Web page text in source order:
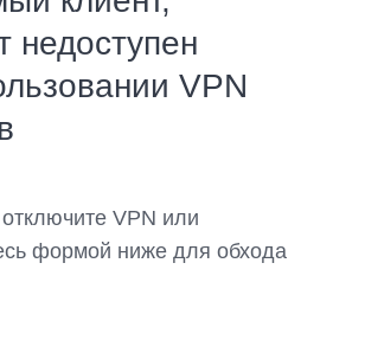
недоступен
VPN
VPN или
формой ниже для обхода